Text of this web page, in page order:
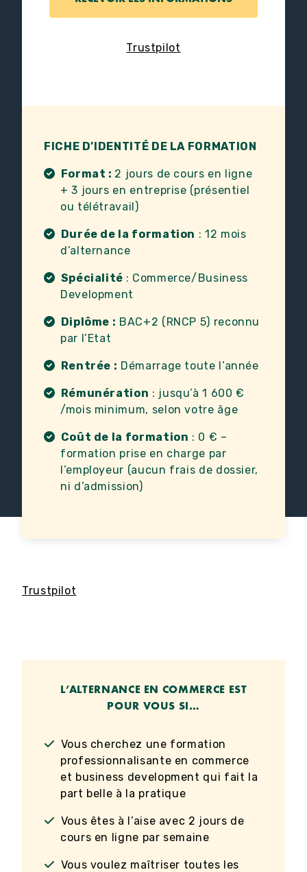
FICHE D’IDENTITÉ DE LA FORMATION
Format : 2 jours de cours en ligne
+ 3 jours en entreprise (présentiel
ou télétravail)
Durée de la formation : 12 mois
d’alternance
Spécialité : Commerce/Business
Development
Diplôme : BAC+2 (RNCP 5) reconnu
par l’Etat
Rentrée : Démarrage toute l’année
Rémunération : jusqu’à 1 600 €
/mois minimum, selon votre âge
Coût de la formation : 0 € –
formation prise en charge par
l’employeur (aucun frais de dossier,
ni d’admission)
Trustpilot
Trustpilot
L’ALTERNANCE EN COMMERCE EST
POUR VOUS SI…
Vous cherchez une formation
professionnalisante en commerce
et business development qui fait la
part belle à la pratique
Vous êtes à l’aise avec 2 jours de
cours en ligne par semaine
Vous voulez maîtriser toutes les